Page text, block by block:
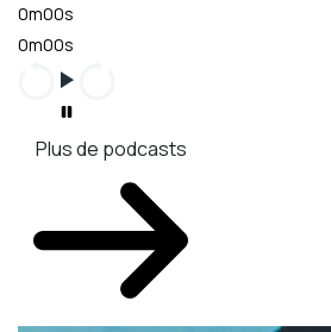
0m00s
0m00s
Plus de podcasts